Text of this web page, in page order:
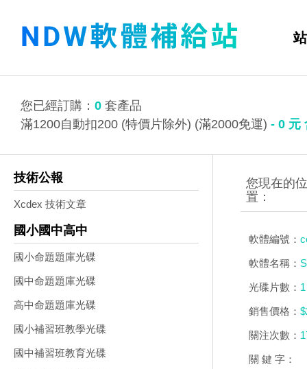
您已經訂購： 0 套產品
滿1200自動扣200 (特價片除外) (滿2000免運) - 0 元
技術公報
Xcdex 技術文章
國小國中高中
國小命題題庫光碟
國中命題題庫光碟
高中命題題庫光碟
國小補習班教學光碟
國中補習班教育光碟
軟體編號：
軟體名稱：
光碟片數： 1
銷售價格：
關注次數：
關 鍵 字：